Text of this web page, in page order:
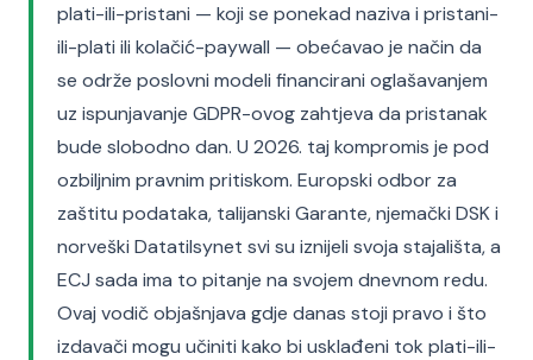
plati-ili-pristani — koji se ponekad naziva i pristani-
ili-plati ili kolačić-paywall — obećavao je način da
se održe poslovni modeli financirani oglašavanjem
uz ispunjavanje GDPR-ovog zahtjeva da pristanak
bude slobodno dan. U 2026. taj kompromis je pod
ozbiljnim pravnim pritiskom. Europski odbor za
zaštitu podataka, talijanski Garante, njemački DSK i
norveški Datatilsynet svi su iznijeli svoja stajališta, a
ECJ sada ima to pitanje na svojem dnevnom redu.
Ovaj vodič objašnjava gdje danas stoji pravo i što
izdavači mogu učiniti kako bi usklađeni tok plati-ili-